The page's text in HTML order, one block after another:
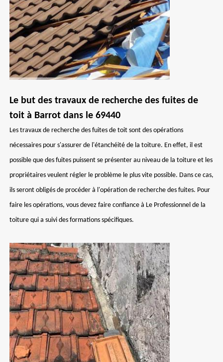
Le but des travaux de recherche des fuites de
toit à Barrot dans le 69440
Les travaux de recherche des fuites de toit sont des opérations
nécessaires pour s'assurer de l'étanchéité de la toiture. En effet, il est
possible que des fuites puissent se présenter au niveau de la toiture et les
propriétaires veulent régler le problème le plus vite possible. Dans ce cas,
ils seront obligés de procéder à l'opération de recherche des fuites. Pour
faire les opérations, vous devez faire confiance à Le Professionnel de la
toiture qui a suivi des formations spécifiques.